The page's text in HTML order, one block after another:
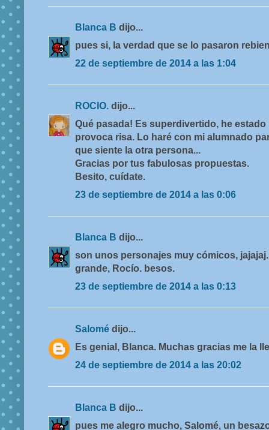
Blanca B dijo...
pues si, la verdad que se lo pasaron
22 de septiembre de 2014 a las 1:04
ROCIO. dijo...
Qué pasada! Es superdivertido, he
provoca risa. Lo haré con mi alumnado
que siente la otra persona...
Gracias por tus fabulosas propuestas.
Besito, cuídate.
23 de septiembre de 2014 a las 0:06
Blanca B dijo...
son unos personajes muy cómicos,
grande, Rocío. besos.
23 de septiembre de 2014 a las 0:13
Salomé dijo...
Es genial, Blanca. Muchas gracias me la
24 de septiembre de 2014 a las 20:02
Blanca B dijo...
pues me alegro mucho, Salomé, un